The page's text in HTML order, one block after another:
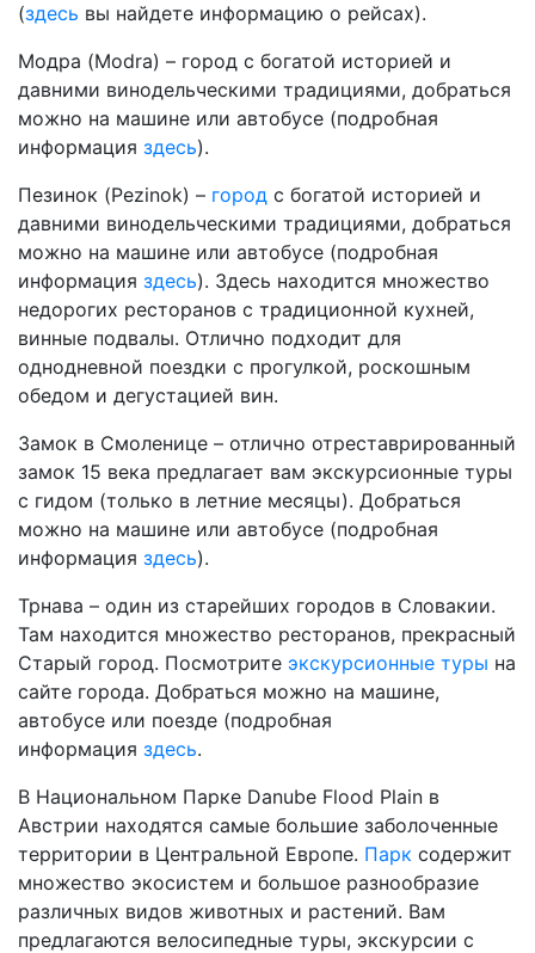
(здесь вы найдете информацию о рейсах).
Модра (Modra) – город с богатой историей и
давними винодельческими традициями, добраться
можно на машине или автобусе (подробная
информация здесь).
Пезинок (Pezinok) – город с богатой историей и
давними винодельческими традициями, добраться
можно на машине или автобусе (подробная
информация здесь). Здесь находится множество
недорогих ресторанов с традиционной кухней,
винные подвалы. Отлично подходит для
однодневной поездки с прогулкой, роскошным
обедом и дегустацией вин.
Замок в Смоленице – отлично отреставрированный
замок 15 века предлагает вам экскурсионные туры
с гидом (только в летние месяцы). Добраться
можно на машине или автобусе (подробная
информация здесь).
Трнава – один из старейших городов в Словакии.
Там находится множество ресторанов, прекрасный
Старый город. Посмотрите экскурсионные туры на
сайте города. Добраться можно на машине,
автобусе или поезде (подробная
информация здесь.
В Национальном Парке Danube Flood Plain в
Австрии находятся самые большие заболоченные
территории в Центральной Европе. Парк содержит
множество экосистем и большое разнообразие
различных видов животных и растений. Вам
предлагаются велосипедные туры, экскурсии с